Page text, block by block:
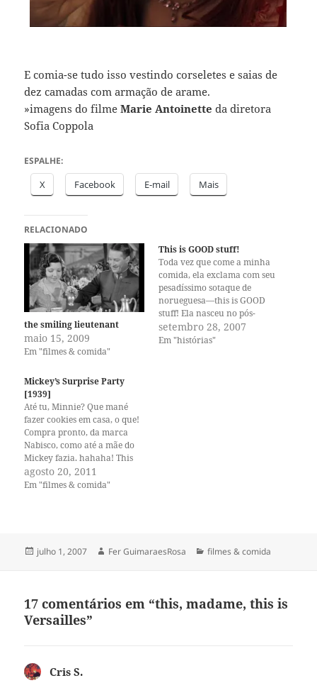
E comia-se tudo isso vestindo corseletes e saias de
dez camadas com armação de arame.
»imagens do filmeMarie Antoinette da diretora
Sofia Coppola
ESPALHE:
X Facebook E-mail Mais
RELACIONADO
the smiling lieutenant
maio 15, 2009
Em "filmes & comida"
This is GOOD stuff!
Toda vez que come a minha
comida, ela exclama com seu
pesadíssimo sotaque de
norueguesa—this is GOOD
stuff! Ela nasceu no pós-
guerra e cresceu num país
pobre, onde o treat de Natal
setembro 28, 2007
Em "histórias"
Mickey’s Surprise Party
[1939]
Até tu, Minnie? Que mané
fazer cookies em casa, o que!
Compra pronto, da marca
Nabisco, como até a mãe do
Mickey fazia. hahaha! This
American Life!
agosto 20, 2011
Em "filmes & comida"
Publicado
julho 1, 2007 Autor
Fer GuimaraesRosa Categorias
filmes & comida
17 comentários em “this, madame, this is
Versailles”
Cris S.